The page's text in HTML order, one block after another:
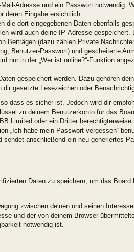
Adresse und ein Passwort notwendig.
deren Eingabe ersichtlich.
dort eingegebenen Daten ebenfalls
wird auch deine IP-Adresse gespeichert.
Beiträgen (dazu zählen Private
Benutzer-Passwort) und gescheiterte
nur in der „Wer ist online?“-Funktion
gespeichert werden. Dazu gehören
gesetzte Lesezeichen oder
dass es sicher ist. Jedoch wird dir
zu deinem Benutzerkonto für das
Limited oder ein Dritter
„Ich habe mein Passwort vergessen“
anschließend ein neu generiertes
Daten zu speichern, um das Board
zwischen deinen und seinen
und der von deinem Browser
notwendig ist.